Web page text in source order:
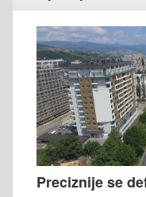
Preciznije se